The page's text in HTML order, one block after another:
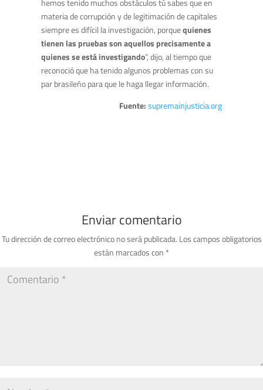
materia de corrupción y de legitimación de capitales
siempre es difícil la investigación, porquequienes
tienen las pruebas son aquellos precisamente a
quienes se está investigando”, dijo, al tiempo que
reconoció que ha tenido algunos problemas con su
par brasileño para que le haga llegar información.
Fuente:supremainjusticia.org
Enviar comentario
Tu dirección de correo electrónico no será publicada. Los campos obligatorios
están marcados con *